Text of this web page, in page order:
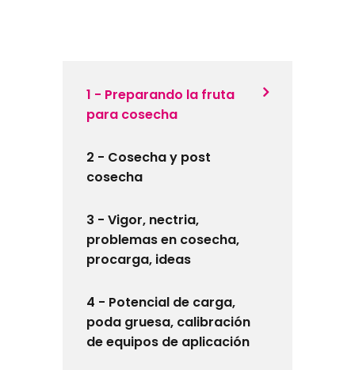
1 - Preparando la fruta
para cosecha
2 - Cosecha y post
cosecha
3 - Vigor, nectria,
problemas en cosecha,
procarga, ideas
4 - Potencial de carga,
poda gruesa, calibración
de equipos de aplicación